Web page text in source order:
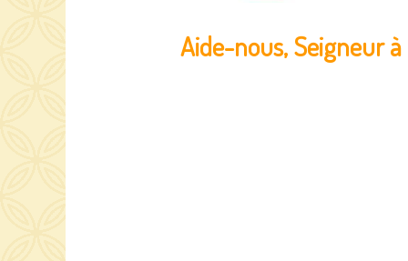
Aide-nous, Seigneur